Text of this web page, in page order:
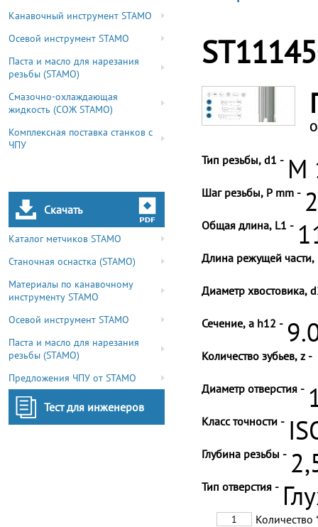
Канавочный инструмент STAMO
Осевой инструмент STAMO
Паста и масло для нарезания
резьбы (STAMO)
Смазочно-охлаждающая
жидкость (СОЖ STAMO)
Комплексная поставка станков с
ЧПУ
Скачать
Каталог метчиков STAMO
Станочная оснастка (STAMO)
Материалы по канавочному
инструменту STAMO
Осевой инструмент STAMO
Паста и масло для нарезания
резьбы (STAMO)
Предложения ЧПУ от STAMO
Тест для инженеров
Тип резьбы, d1 - M
Шаг резьбы, P mm -
Общая длина, L1 -
Длина режущей части,
Диаметр хвостовика,
Сечение, a h12 -
Количество зубьев, z -
Диаметр отверстия -
Класс точности -
Глубина резьбы -
Тип отверстия -
Количество